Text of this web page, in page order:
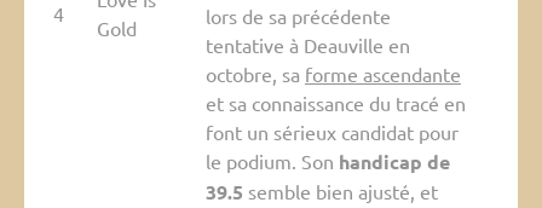
4
Gold
lors de sa précédente
tentative à Deauville en
octobre, sa forme ascendante
et sa connaissance du tracé en
font un sérieux candidat pour
le podium. Son handicap de
39.5 semble bien ajusté, et